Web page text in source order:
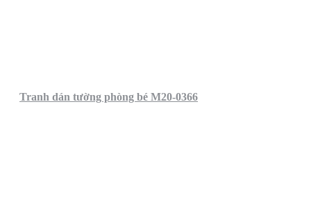
Tranh dán tường phòng bé M20-0366